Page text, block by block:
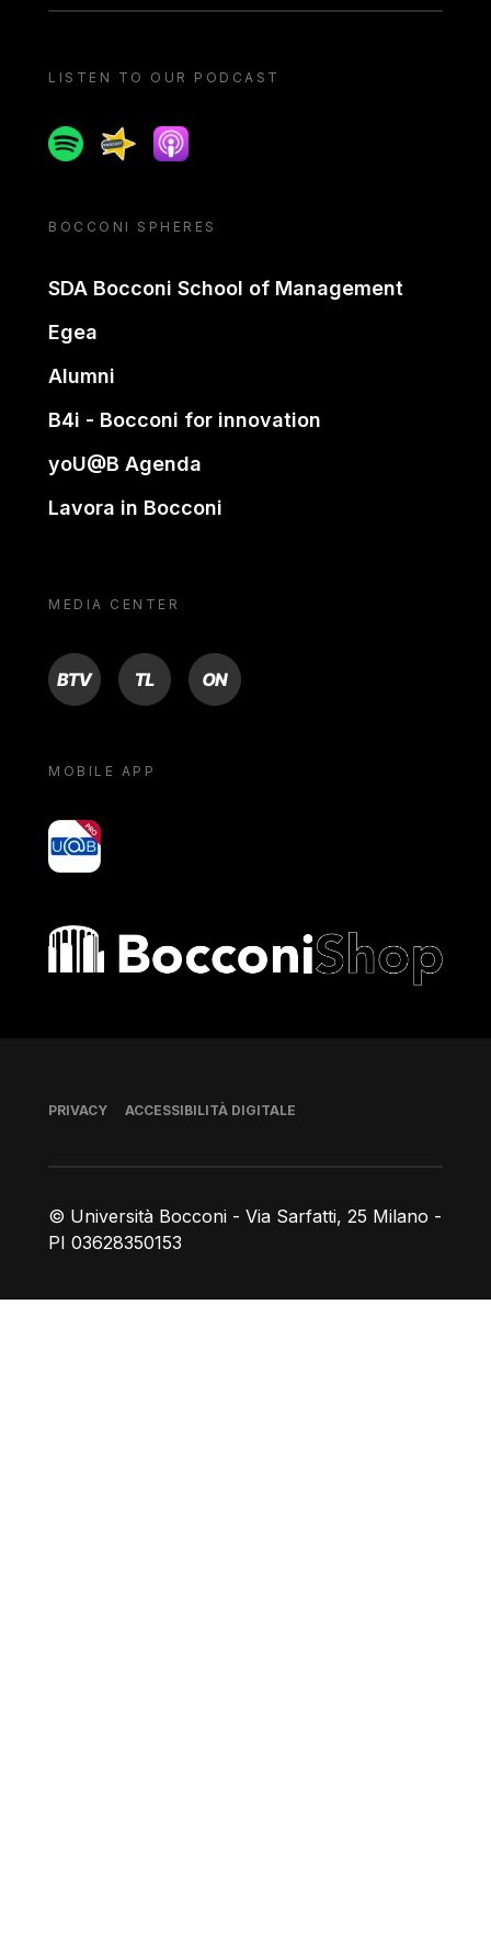
LISTEN TO OUR PODCAST
SpotifySpreakerApple podcast
BOCCONI SPHERES
SDA Bocconi School of Management
Egea
Alumni
B4i - Bocconi for innovation
yoU@B Agenda
Lavora in Bocconi
MEDIA CENTER
BTV TL ON
MOBILE APP
yoU@B
Bocconi shop
© Università Bocconi - Via Sarfatti, 25 Milano -
PI 03628350153
Piè di pagina
PRIVACY ACCESSIBILITÀ DIGITALE